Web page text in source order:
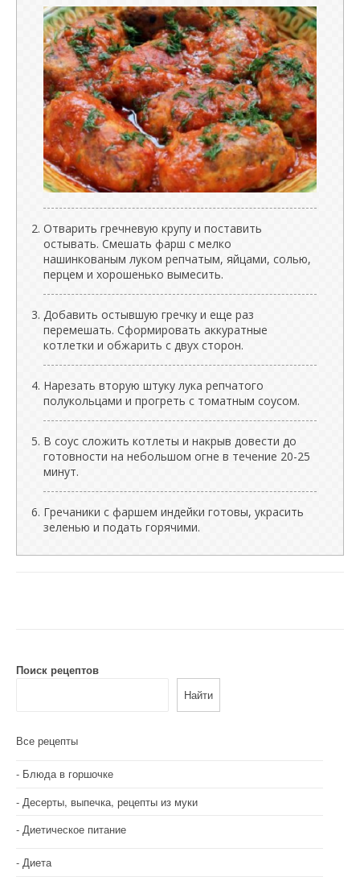
Отварить гречневую крупу и поставить
остывать. Смешать фарш с мелко
нашинкованым луком репчатым, яйцами, солью,
перцем и хорошенько вымесить.
Добавить остывшую гречку и еще раз
перемешать. Сформировать аккуратные
котлетки и обжарить с двух сторон.
Нарезать вторую штуку лука репчатого
полукольцами и прогреть с томатным соусом.
В соус сложить котлеты и накрыв довести до
готовности на небольшом огне в течение 20-25
минут.
Гречаники с фаршем индейки готовы, украсить
зеленью и подать горячими.
Поиск рецептов
Найти
Все рецепты
Блюда в горшочке
Десерты, выпечка, рецепты из муки
Диетическое питание
Диета